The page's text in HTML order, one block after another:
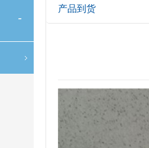
-
产品到货